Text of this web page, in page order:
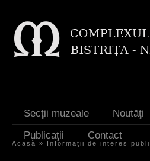
Secţii muzeale Noutăţi
Publicaţii
Contact
Acasă » Informaţii de interes